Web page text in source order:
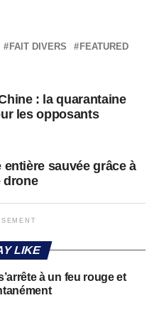
FAIT DIVERS
FEATURED
: la quarantaine
les opposants
sauvée grâce à
drone
LIKE
à un feu rouge et